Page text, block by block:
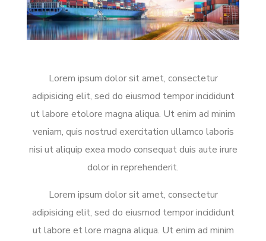
Lorem ipsum dolor sit amet, consectetur
adipisicing elit, sed do eiusmod tempor incididunt
ut labore etolore magna aliqua. Ut enim ad minim
veniam, quis nostrud exercitation ullamco laboris
nisi ut aliquip exea modo consequat duis aute irure
dolor in reprehenderit.
Lorem ipsum dolor sit amet, consectetur
adipisicing elit, sed do eiusmod tempor incididunt
ut labore et lore magna aliqua. Ut enim ad minim